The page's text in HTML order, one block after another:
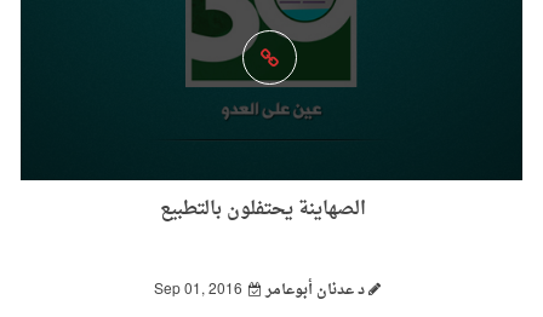
الصهاينة يحتفلون بالتطبيع
د عدنان أبوعامر Sep 01, 2016